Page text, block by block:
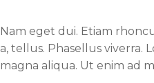
Nam eget dui. Etiam
a, tellus. Phasellus
magna aliqua. Ut enim ad